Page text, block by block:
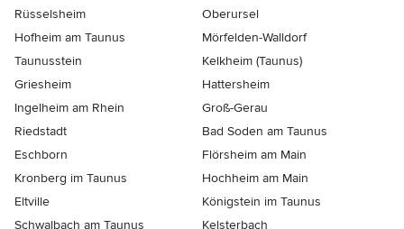
Rüsselsheim
Oberursel
Hofheim am Taunus
Mörfelden-Walldorf
Taunusstein
Kelkheim (Taunus)
Griesheim
Hattersheim
Ingelheim am Rhein
Groß-Gerau
Riedstadt
Bad Soden am Taunus
Eschborn
Flörsheim am Main
Kronberg im Taunus
Hochheim am Main
Eltville
Königstein im Taunus
Schwalbach am Taunus
Kelsterbach